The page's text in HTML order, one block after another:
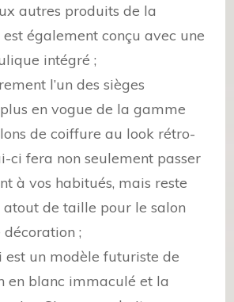
autres produits de la
également conçu avec une
intégré ;
l’un des sièges
en vogue de la gamme
de coiffure au look rétro-
ci fera non seulement passer
à vos habitués, mais reste
de taille pour le salon
;
est un modèle futuriste de
en blanc immaculé et la